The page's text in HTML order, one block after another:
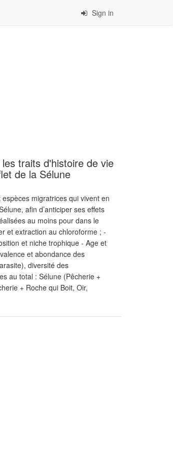
Sign in
traits d'histoire de vie
de la Sélune
migratrices qui vivent en
afin d’anticiper ses effets
au moins pour dans le
et extraction au chloroforme ; -
et niche trophique - Age et
et abondance des
diversité des
au total : Sélune (Pêcherie +
+ Roche qui Boit, Oir,